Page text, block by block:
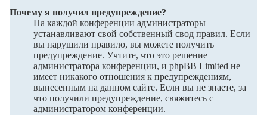
Почему я получил предупреждение?
На каждой конференции администраторы
устанавливают свой собственный свод правил. Если
вы нарушили правило, вы можете получить
предупреждение. Учтите, что это решение
администратора конференции, и phpBB Limited не
имеет никакого отношения к предупреждениям,
вынесенным на данном сайте. Если вы не знаете, за
что получили предупреждение, свяжитесь с
администратором конференции.